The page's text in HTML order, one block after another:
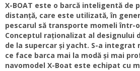
X-BOAT este o barcă inteligentă de
distanță, care este utilizată, în
pescarul să transporte momeli într-
Conceptul raționalizat al designului
de la supercar și yacht. S-a integrat
ce face barca mai la modă și mai
navomodel X-Boat este echipat cu